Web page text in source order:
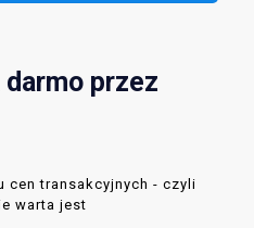
przez
cen transakcyjnych - czyli
warta jest